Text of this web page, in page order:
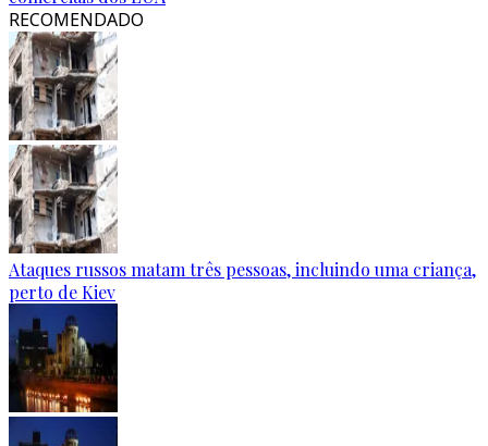
RECOMENDADO
Ataques russos matam três pessoas, incluindo uma criança,
perto de Kiev